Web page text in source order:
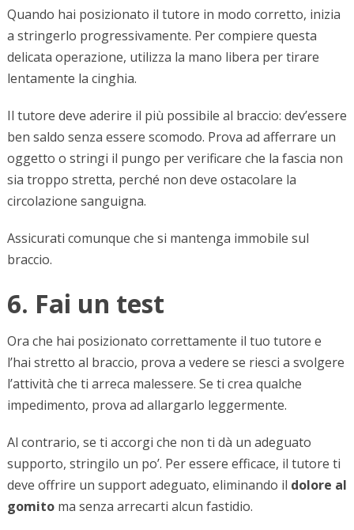
Quando hai posizionato il tutore in modo corretto, inizia
a stringerlo progressivamente. Per compiere questa
delicata operazione, utilizza la mano libera per tirare
lentamente la cinghia.
Il tutore deve aderire il più possibile al braccio: dev’essere
ben saldo senza essere scomodo. Prova ad afferrare un
oggetto o stringi il pungo per verificare che la fascia non
sia troppo stretta, perché non deve ostacolare la
circolazione sanguigna.
Assicurati comunque che si mantenga immobile sul
braccio.
6. Fai un test
Ora che hai posizionato correttamente il tuo tutore e
l’hai stretto al braccio, prova a vedere se riesci a svolgere
l’attività che ti arreca malessere. Se ti crea qualche
impedimento, prova ad allargarlo leggermente.
Al contrario, se ti accorgi che non ti dà un adeguato
supporto, stringilo un po’. Per essere efficace, il tutore ti
deve offrire un support adeguato, eliminando il dolore al
gomitoma senza arrecarti alcun fastidio.